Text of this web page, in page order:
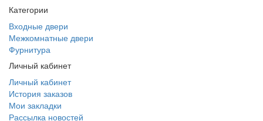
Категории
Входные двери
Межкомнатные двери
Фурнитура
Личный кабинет
Личный кабинет
История заказов
Мои закладки
Рассылка новостей